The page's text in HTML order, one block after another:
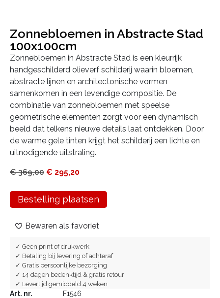
Zonnebloemen in Abstracte Stad
100x100cm
Zonnebloemen in Abstracte Stad is een kleurrijk
handgeschilderd olieverf schilderij waarin bloemen,
abstracte lijnen en architectonische vormen
samenkomen in een levendige compositie. De
combinatie van zonnebloemen met speelse
geometrische elementen zorgt voor een dynamisch
beeld dat telkens nieuwe details laat ontdekken. Door
de warme gele tinten krijgt het schilderij een lichte en
uitnodigende uitstraling.
€369,00 € 295,20
Bestelling plaatsen
Bewaren als favoriet
✓ Geen print of drukwerk
✓ Betaling bij levering of achteraf
✓ Gratis persoonlijke bezorging
✓ 14 dagen bedenktijd & gratis retour
✓ Levertijd gemiddeld 4 weken
Art. nr.
F1546